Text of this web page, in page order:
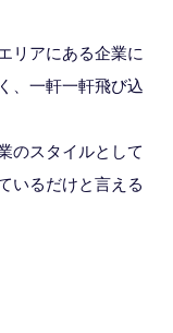
リアにある企業に
、一軒一軒飛び込
のスタイルとして
いるだけと言える